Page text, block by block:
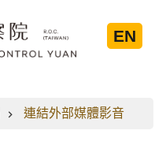
EN
連結外部媒體影音